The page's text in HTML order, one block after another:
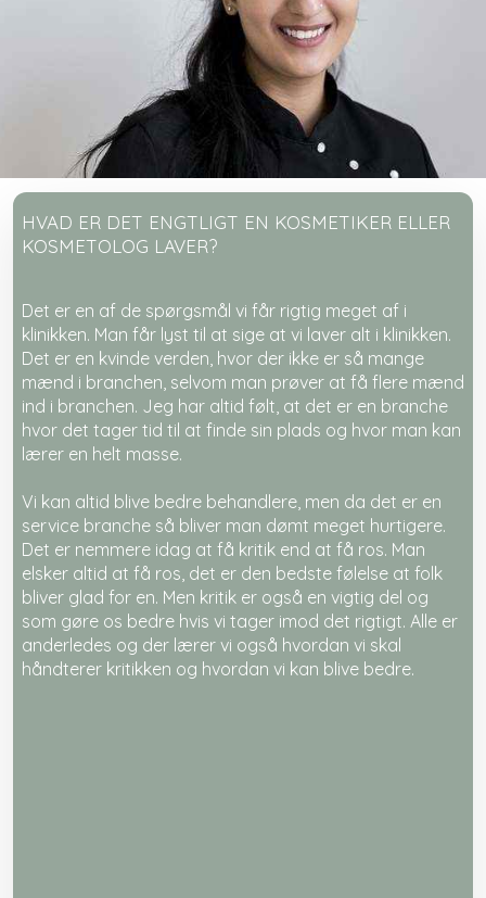
HVAD ER DET ENGTLIGT EN KOSMETIKER ELLER
KOSMETOLOG LAVER?
​Det er en af de spørgsmål vi får rigtig meget af i
klinikken. Man får lyst til at sige at vi laver alt i klinikken.
Det er en kvinde verden, hvor der ikke er så mange
mænd i branchen, selvom man prøver at få flere mænd
ind i branchen. Jeg har altid følt, at det er en branche
hvor det tager tid til at finde sin plads og hvor man kan
lærer en helt masse.
Vi kan altid blive bedre behandlere, men da det er en
service branche så bliver man dømt meget hurtigere.
Det er nemmere idag at få kritik end at få ros. Man
elsker altid at få ros, det er den bedste følelse at folk
bliver glad for en. Men kritik er også en vigtig del og
som gøre os bedre hvis vi tager imod det rigtigt. Alle er
anderledes og der lærer vi også hvordan vi skal
håndterer kritikken og hvordan vi kan blive bedre.